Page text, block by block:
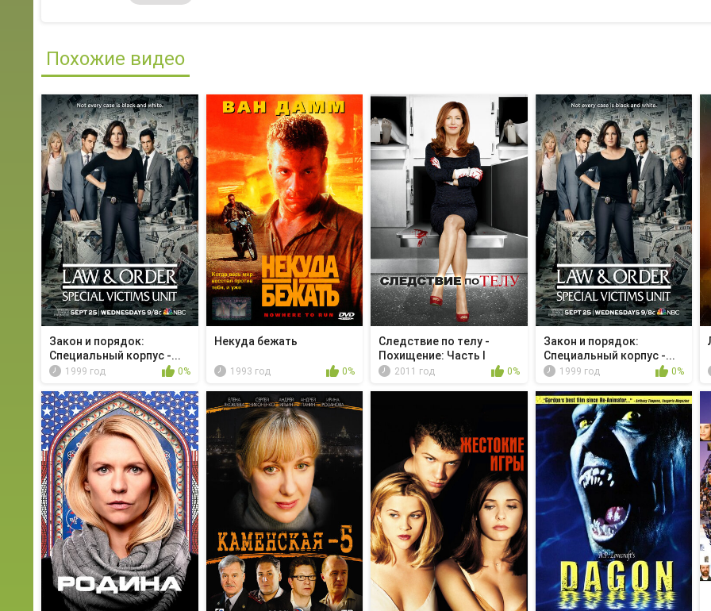
Похожие видео
Закон и порядок:
Специальный корпус -...
1999 год 0%
Некуда бежать
1993 год 0%
Следствие по телу -
Похищение: Часть I
2011 год 0%
Закон и порядок:
Специальный корпус -...
1999 год 0%